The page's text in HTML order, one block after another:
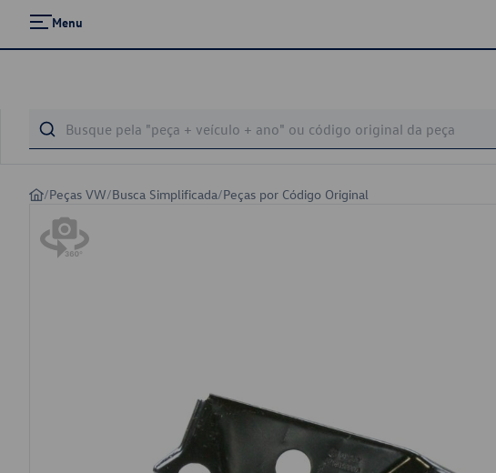
Menu
/Peças VW/Busca Simplificada/Peças por Código Original